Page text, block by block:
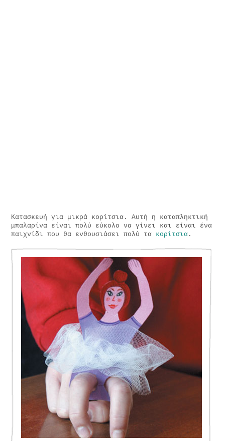
Κατασκευή για μικρά κορίτσια. Αυτή η καταπληκτική
μπαλαρίνα είναι πολύ εύκολο να γίνει και είναι ένα
παιχνίδι που θα ενθουσιάσει πολύ τα κορίτσια .